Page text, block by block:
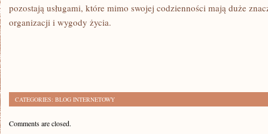
pozostają usługami, które mimo swojej codzienności mają duże
organizacji i wygody życia.
CATEGORIES: BLOG INTERNETOWY
Comments are closed.